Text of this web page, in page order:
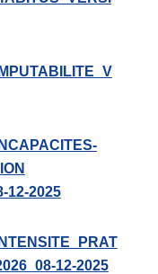
12-2025
12-2025